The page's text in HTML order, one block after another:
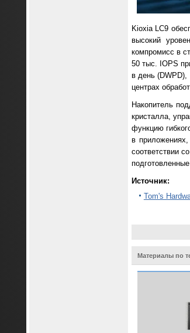
Kioxia LC9
высокий
компромисс в
50 тыс. IOPS
в день (DWPD),
центрах
Накопитель
кристалла,
функцию
в
соответствии
Источник:
Tom's
Материалы по